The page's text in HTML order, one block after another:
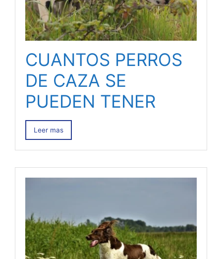
CUANTOS PERROS
DE CAZA SE
PUEDEN TENER
Leer mas